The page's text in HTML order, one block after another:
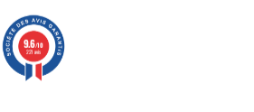
9.6/10
221 avis